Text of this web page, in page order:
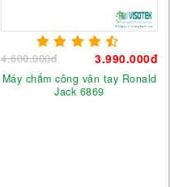
4.600.000đ 3.990.000đ
Máy chấm công vân tay Ronald
Jack 6869